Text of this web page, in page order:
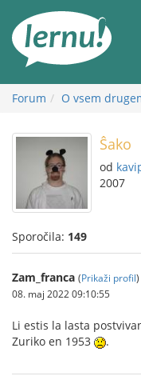
vsebini
Forum O vsem
Ŝako
od
2007
Sporočila: 149
Zam_franca (Prikaži profil)
08. maj 2022 09:10:55
Li estis la lasta
Zuriko en 1953
.